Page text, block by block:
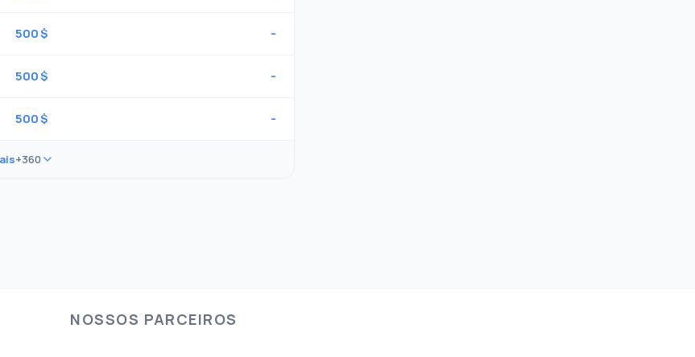
500 $ -
500 $ -
500 $ -
+360
NOSSOS PARCEIROS